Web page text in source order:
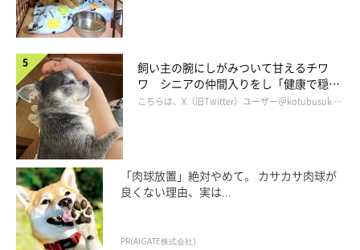
飼い主の腕にしがみついて甘えるチワ
ワ シニアの仲間入りをし「健康で穏や
かな暮らしが続いてほしい」と願う
こちらは、X（旧Twitter）ユーザー＠kotubusuk …
「肉球放置」絶対やめて。 カサカサ肉球が
良くない理由、実は...
PR(AIGATE株式会社)